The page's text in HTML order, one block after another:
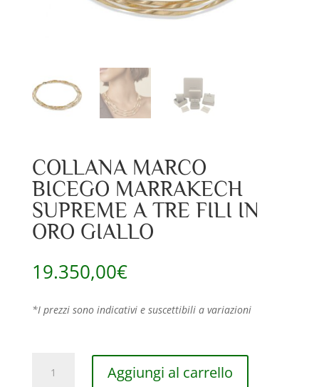
COLLANA MARCO
BICEGO MARRAKECH
SUPREME A TRE FILI IN
ORO GIALLO
19.350,00€
*I prezzi sono indicativi e suscettibili a variazioni
MARCO
Aggiungi al carrello